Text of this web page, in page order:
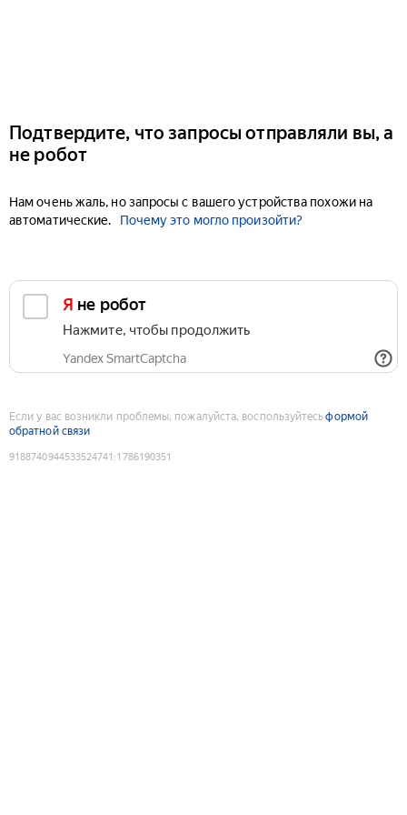
Подтвердите, что запросы отправляли вы, а
не робот
Нам очень жаль, но запросы с вашего устройства похожи на
автоматические.
Почему это могло произойти?
Я не робот
Нажмите, чтобы продолжить
Yandex SmartCaptcha
Если у вас возникли проблемы, пожалуйста, воспользуйтесьформой
обратной связи
9188740944533524741 :1786190351